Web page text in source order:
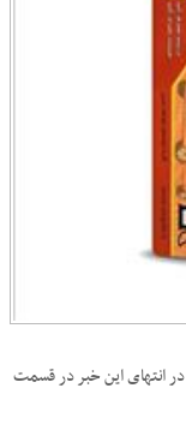
انتهای این خبر در قسمت